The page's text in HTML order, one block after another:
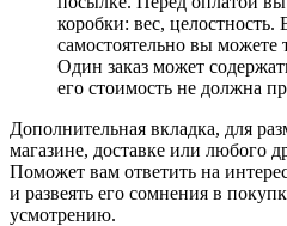
коробки: вес, целостность.
самостоятельно вы можете
Один заказ может
его стоимость не должна
Дополнительная вкладка, для
магазине, доставке или любого
Поможет вам ответить на
и развеять его сомнения в
усмотрению.